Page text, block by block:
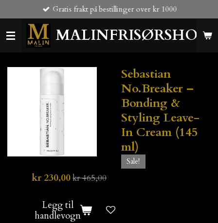
til
hovedinnhold
MALINFRISØRSHOP
Gratis frakt på bestillinger over kr 1000
Sebastian
No.Breaker –
Bonding &
Styling Leave-
In Cream (145
ml)
Sale!
kr 230,00kr 465,00
Legg til
handlevogn